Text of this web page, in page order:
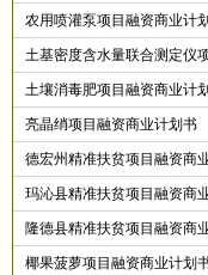
农用喷灌泵项目融资商业计
土基密度含水量联合测定仪
土壤消毒肥项目融资商业计
亮晶绡项目融资商业计划书
德宏州精准扶贫项目融资商
玛沁县精准扶贫项目融资商
隆德县精准扶贫项目融资商
椰果菠萝项目融资商业计划